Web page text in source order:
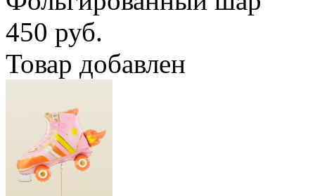
450 руб.
Товар добавлен